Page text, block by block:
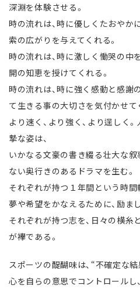
深淵を体験させる。
時の流れは、時に優しくたおやか
索の広がりを与えてくれる。
時の流れは、時に激しく慟哭の中
開の知恵を授けてくれる。
時の流れは、時に強く感動と感謝
て生きる事の大切さを気付かせて
より速く、より強く、より逞しく
摯な姿は、
いかなる文豪の書き綴る壮大な叙
ない奥行きのあるドラマを生む。
それぞれが持つ１年間という時間
夢や希望をかなえるために、励ま
それぞれが持つ志を、日々の横糸
が襷である。
スポーツの醍醐味は、“不確定な
心を自らの意思でコントロールし